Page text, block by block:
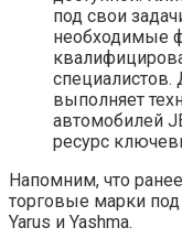
под свои
необходимые
специалистов.
выполняет
автомобилей
ресурс
Напомним, что
торговые марки под
Yarus и Yashma.